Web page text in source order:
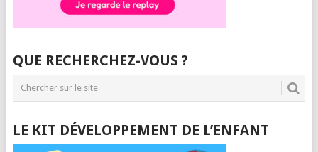
QUE RECHERCHEZ-VOUS ?
LE KIT DÉVELOPPEMENT DE L’ENFANT